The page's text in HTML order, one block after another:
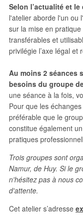
Selon l’actualité et
l'atelier aborde l'un ou
sur la mise en
transférables et
privilégie l’axe légal et
Au moins 2 séances
besoins du groupe
une séance à la fois,
Pour que les
préférable que le
constitue également
pratiques
Trois groupes sont
Namur, de Huy. Si le
n'hésitez pas à nous
d'attente.
Cet atelier s’adresse